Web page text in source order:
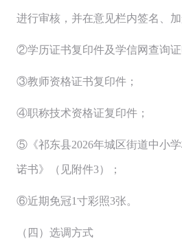
进行审核，并在意见栏内签名、加
②学历证书复印件及学信网查询证
③教师资格证书复印件；
④职称技术资格证复印件；
⑤《祁东县2026年城区街道中小
诺书》（见附件3）；
⑥近期免冠1寸彩照3张。
（四）选调方式